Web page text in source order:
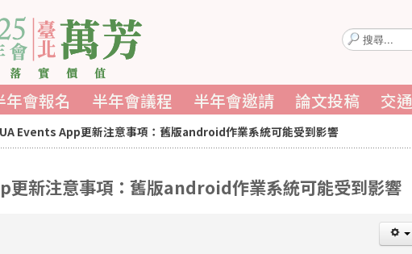
搜
尋...
年會報名 半年會議程 半年會邀請 論文投稿 交
Events App更新注意事項：舊版android作業系統可能受到影響
新注意事項：舊版android作業系統可能受到影響